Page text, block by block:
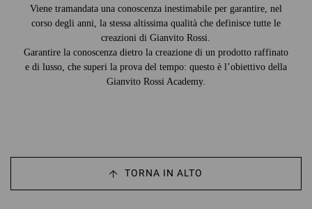
Viene tramandata una conoscenza inestimabile per garantire, nel
corso degli anni, la stessa altissima qualità che definisce tutte le
creazioni di Gianvito Rossi.
Garantire la conoscenza dietro la creazione di un prodotto raffinato
e di lusso, che superi la prova del tempo: questo è l’obiettivo della
Gianvito Rossi Academy.
TORNA IN ALTO